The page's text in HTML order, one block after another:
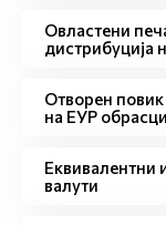
Овластени
дистрибуција
Отворен повик
на ЕУР обрасци
Eквивалентни
валути